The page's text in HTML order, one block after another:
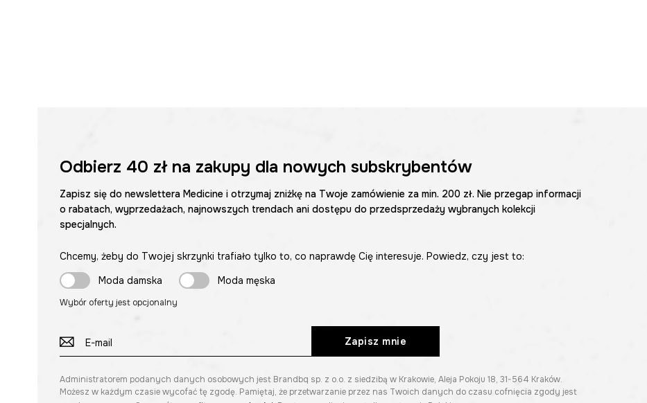
Odbierz 40 złna zakupy dla nowych subskrybentów
Zapisz się do newslettera Medicine i otrzymaj zniżkę na Twoje zamówienie za min. 200 zł. Nie przegap informacji
o rabatach, wyprzedażach, najnowszych trendach ani dostępu do przedsprzedaży wybranych kolekcji
specjalnych.
Chcemy, żeby do Twojej skrzynki trafiało tylko to, co naprawdę Cię interesuje. Powiedz, czy jest to:
Moda damska
Moda męska
Wybór oferty jest opcjonalny
Zapisz mnie
Administratorem podanych danych osobowych jest Brandbq sp. z o.o. z siedzibą w Krakowie, Aleja Pokoju 18, 31-564 Kraków.
Możesz w każdym czasie wycofać tę zgodę. Pamiętaj, że przetwarzanie przez nas Twoich danych do czasu cofnięcia zgody jest